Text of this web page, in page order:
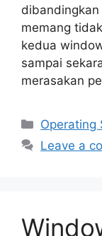
dibandingkan
memang
kedua
sampai
merasakan
Categories
Operating
Leave a